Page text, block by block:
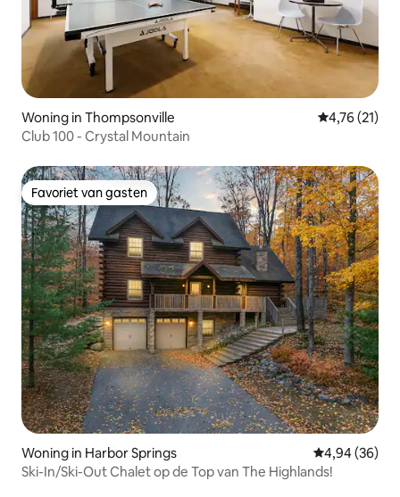
Woning in Thompsonville Gemiddelde
4,76 (21)
Club 100 - Crystal Mountain
Favoriet van gasten
Favoriet van gasten
Woning in Harbor Springs Gemiddelde
4,94 (36)
Ski-In/Ski-Out Chalet op de Top van The Highlands!